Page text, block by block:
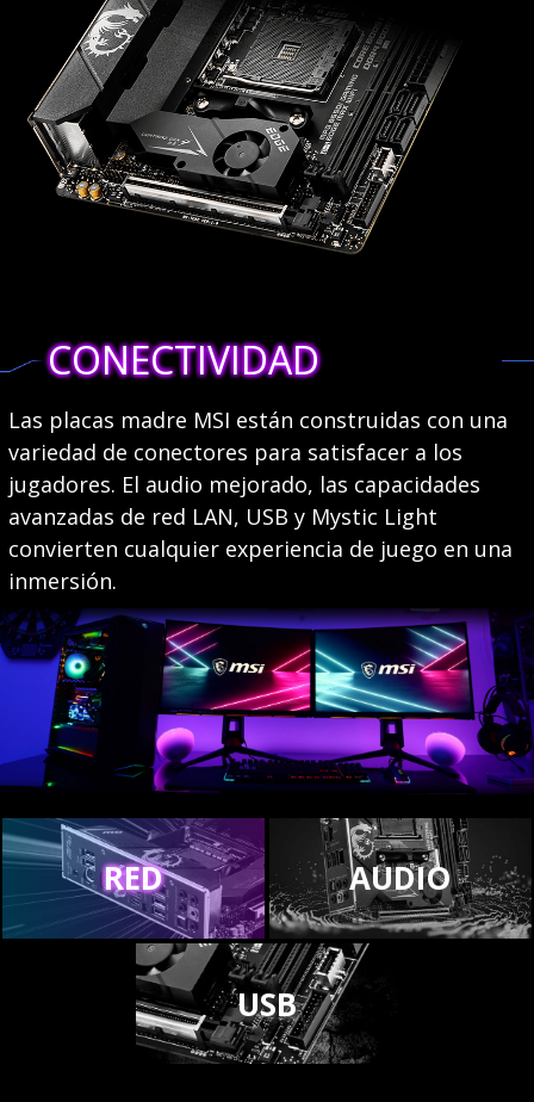
CONECTIVIDAD
Las placas madre MSI están construidas con una
variedad de conectores para satisfacer a los
jugadores. El audio mejorado, las capacidades
avanzadas de red LAN, USB y Mystic Light
convierten cualquier experiencia de juego en una
inmersión.
RED AUDIO
USB